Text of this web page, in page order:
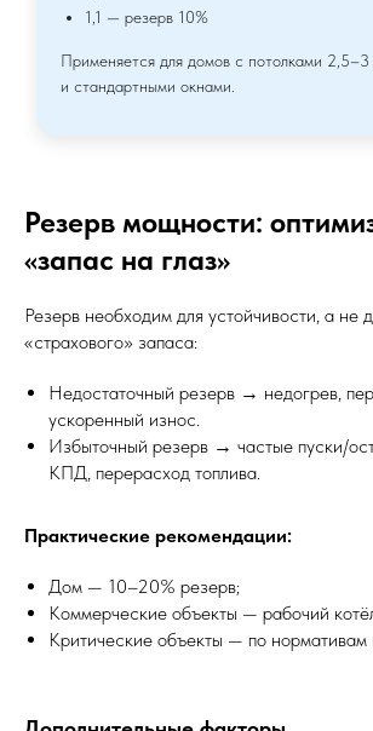
1,1 — резерв 10%
Применяется для домов с потолками
и стандартными окнами.
Резерв мощности:
«запас на глаз»
Резерв необходим для устойчивости, а не
«страхового» запаса:
Недостаточный резерв → недогрев,
ускоренный износ.
Избыточный резерв → частые пуски/
КПД, перерасход топлива.
Практические рекомендации:
Дом — 10–20% резерв;
Коммерческие объекты — рабочий
Критические объекты — по нормативам